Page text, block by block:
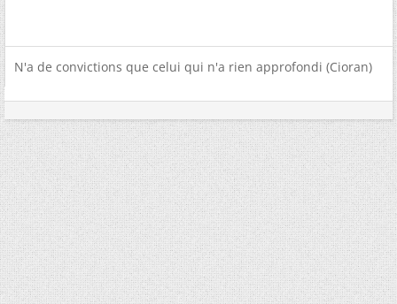
N'a de convictions que celui qui n'a rien approfondi (Cioran)